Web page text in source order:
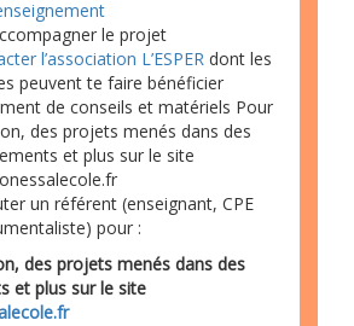
le projet
l’association L’ESPER dont les
peuvent te faire bénéficier
de conseils et matériels Pour
des projets menés dans des
et plus sur le site
un référent (enseignant, CPE
pour :
des projets menés dans des
et plus sur le site